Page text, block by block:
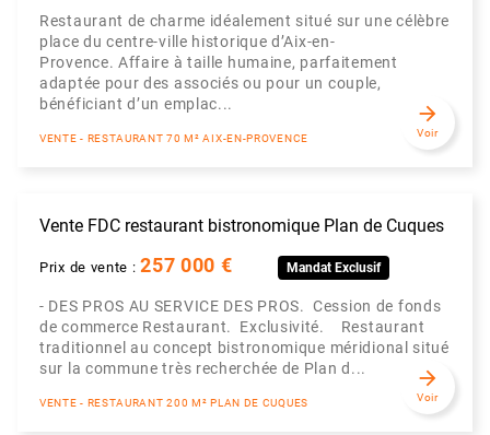
Restaurant de charme idéalement situé sur une célèbre
place du centre-ville historique d’Aix-en-
Provence. Affaire à taille humaine, parfaitement
adaptée pour des associés ou pour un couple,
bénéficiant d’un emplac...
VENTE - RESTAURANT 70 M² AIX-EN-PROVENCE
arrow_forward
Voir
Vente FDC restaurant bistronomique Plan de Cuques
Prix de vente :257 000 € Mandat Exclusif
- DES PROS AU SERVICE DES PROS. Cession de fonds
de commerce Restaurant. Exclusivité. Restaurant
traditionnel au concept bistronomique méridional situé
sur la commune très recherchée de Plan d...
VENTE - RESTAURANT 200 M² PLAN DE CUQUES
arrow_forward
Voir